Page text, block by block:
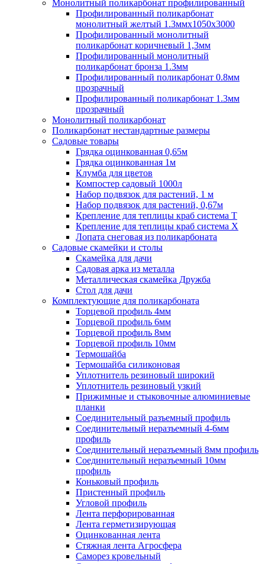
Монолитный поликарбонат профилированный
Профилированный поликарбонат
монолитный желтый 1.3ммх1050х3000
Профилированный монолитный
поликарбонат коричневый 1,3мм
Профилированный монолитный
поликарбонат бронза 1.3мм
Профилированный поликарбонат 0.8мм
прозрачный
Профилированный поликарбонат 1.3мм
прозрачный
Монолитный поликарбонат
Поликарбонат нестандартные размеры
Садовые товары
Грядка оцинкованная 0,65м
Грядка оцинкованная 1м
Клумба для цветов
Компостер садовый 1000л
Набор подвязок для растений, 1 м
Набор подвязок для растений, 0,67м
Крепление для теплицы краб система Т
Крепление для теплицы краб система Х
Лопата снеговая из поликарбоната
Садовые скамейки и столы
Скамейка для дачи
Садовая арка из металла
Металлическая скамейка Дружба
Стол для дачи
Комплектующие для поликарбоната
Торцевой профиль 4мм
Торцевой профиль 6мм
Торцевой профиль 8мм
Торцевой профиль 10мм
Термошайба
Термошайба силиконовая
Уплотнитель резиновый широкий
Уплотнитель резиновый узкий
Прижимные и стыковочные алюминиевые
планки
Соединительный разъемный профиль
Соединительный неразъемный 4-6мм
профиль
Соединительный неразъемный 8мм профиль
Соединительный неразъемный 10мм
профиль
Коньковый профиль
Пристенный профиль
Угловой профиль
Лента перфорированная
Лента герметизирующая
Оцинкованная лента
Стяжная лента Агросфера
Саморез кровельный